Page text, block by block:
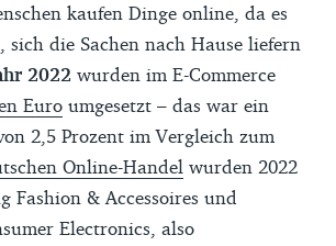
kaufen Dinge online, da es
sich die Sachen nach Hause liefern
2022 wurden im E-Commerce
Euro umgesetzt – das war ein
2,5 Prozent im Vergleich zum
Online-Handel wurden 2022
Fashion & Accessoires und
Electronics, also